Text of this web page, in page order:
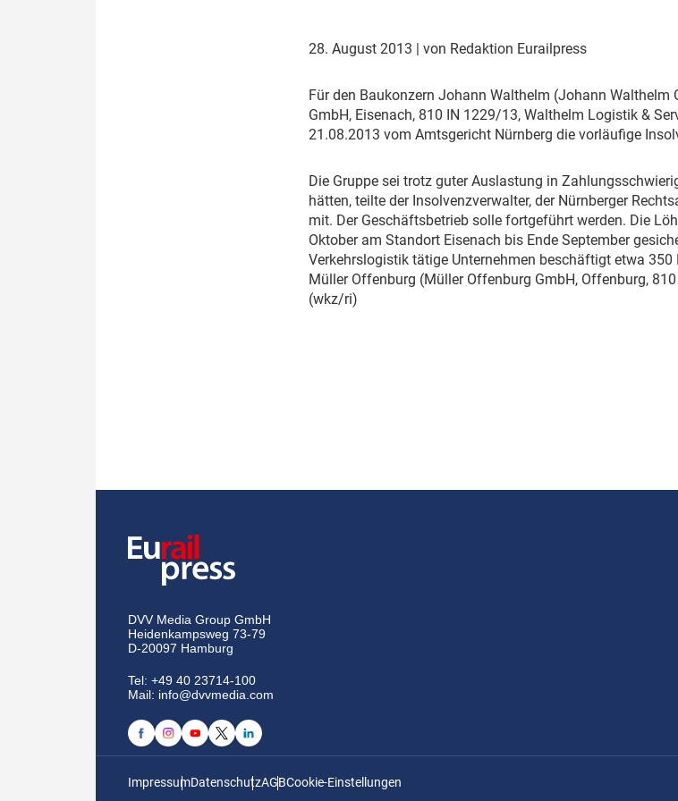
Marktplatz: Wer macht was?
Dossier: Generalsanierung
Infrastruktur & Ausrüstung
ÖPNV
28. August 2013 | von Redaktion Eurailpress
Für den Baukonzern Johann Walthelm (Johann
GmbH, Eisenach, 810 IN 1229/13, Walthelm Logistik &
21.08.2013 vom Amtsgericht Nürnberg die vorläufige
Die Gruppe sei trotz guter Auslastung in
hätten, teilte der Insolvenzverwalter, der Nürnberger
mit. Der Geschäftsbetrieb solle fortgeführt werden. Die
Oktober am Standort Eisenach bis Ende September
Verkehrslogistik tätige Unternehmen beschäftigt etwa
Müller Offenburg (Müller Offenburg GmbH, Offenburg,
(wkz/ri)
DVV Media Group GmbH
Heidenkampsweg 73-79
D-20097 Hamburg
Tel: +49 40 23714-100
Mail: info@dvvmedia.com
ImpressumDatenschutzAGBCookie-Einstellungen